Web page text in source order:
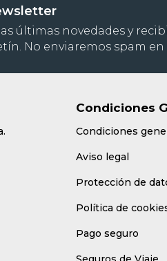
últimas novedades y
No enviaremos spam
Condiciones
Condiciones
Aviso legal
Protección de
Política de
Pago seguro